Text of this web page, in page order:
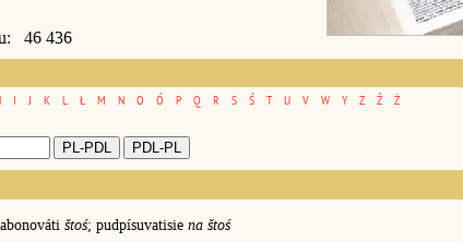
46 436
I J K L Ł M N O Ó P Q R S Ś T U V W Y Z Ź Ż
štoś; pudpísuvatisie na štoś